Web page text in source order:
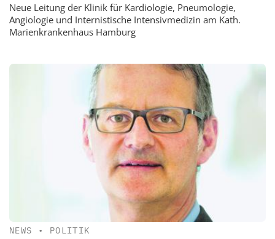
Neue Leitung der Klinik für Kardiologie, Pneumologie,
Angiologie und Internistische Intensivmedizin am Kath.
Marienkrankenhaus Hamburg
NEWS • POLITIK